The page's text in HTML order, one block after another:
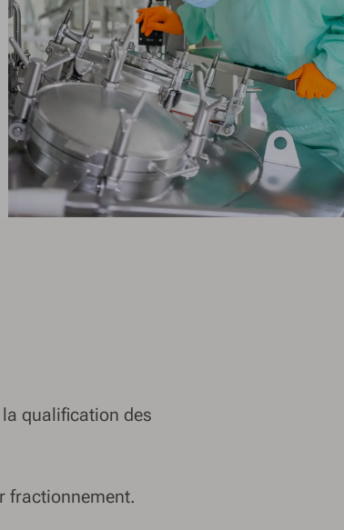
la qualification des
fractionnement.